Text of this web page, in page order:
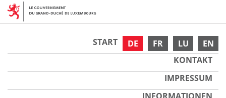
DE FR LU EN
START
KONTAKT
IMPRESSUM